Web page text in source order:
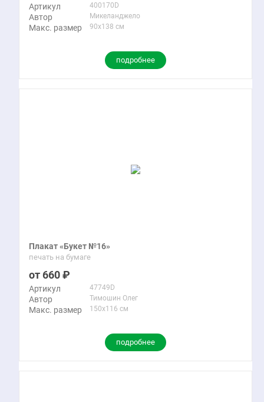
Артикул 400170D
Автор Микеланджело
Макс. размер 90x138 см
подробнее
Плакат «Букет №16»
печать на бумаге
660
Артикул 47749D
Автор Тимошин Олег
Макс. размер 150x116 см
подробнее